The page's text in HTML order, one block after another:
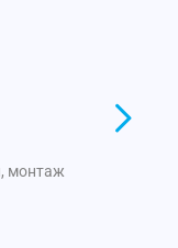
монтаж